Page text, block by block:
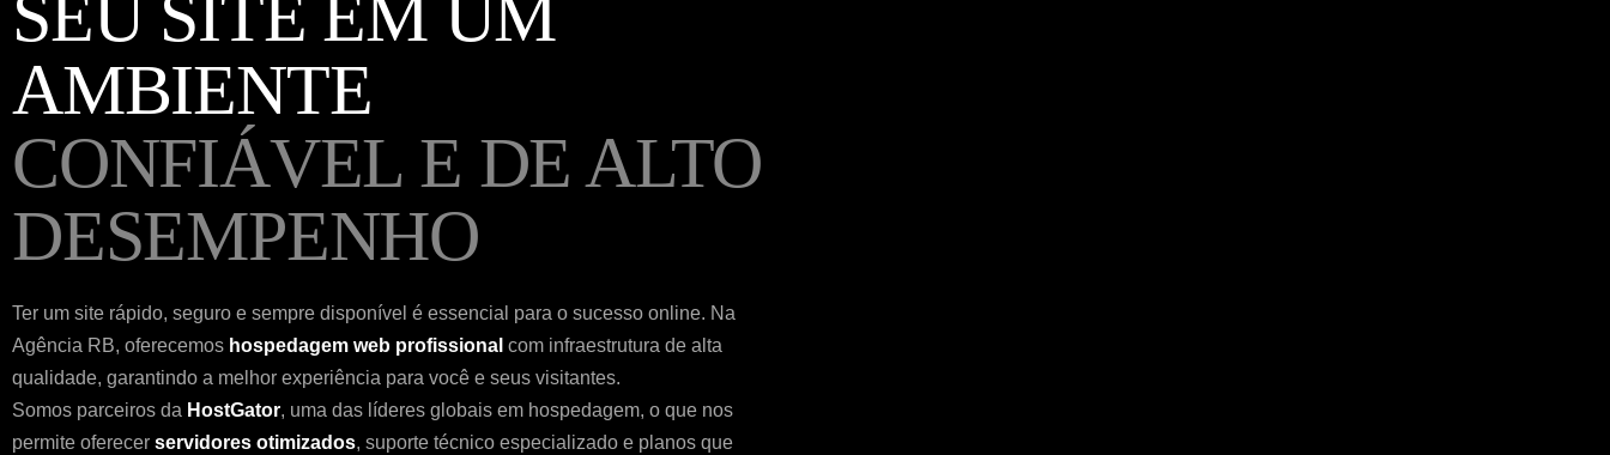
SEU SITE EM UM
AMBIENTE
CONFIÁVEL E DE ALTO
DESEMPENHO
Ter um site rápido, seguro e sempre disponível é essencial para o sucesso online. Na
Agência RB, oferecemos hospedagem web profissional com infraestrutura de alta
qualidade, garantindo a melhor experiência para você e seus visitantes.
Somos parceiros da HostGator, uma das líderes globais em hospedagem, o que nos
permite oferecer servidores otimizados, suporte técnico especializado e planos que